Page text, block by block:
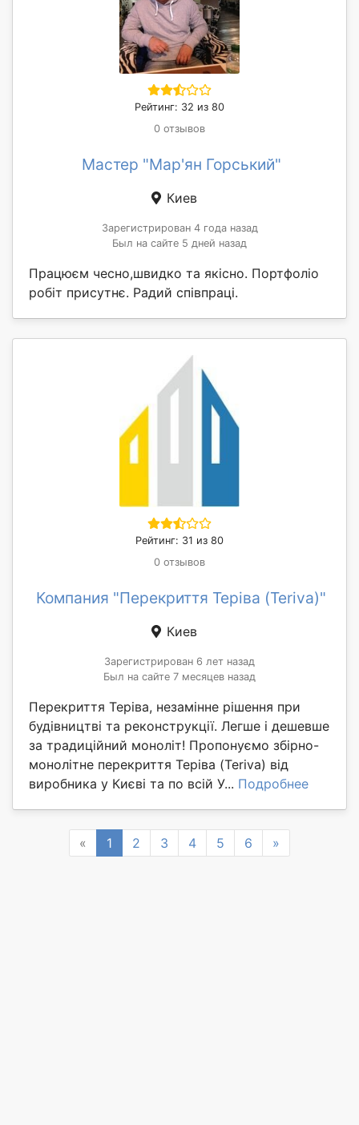
Рейтинг: 32 из 80
0 отзывов
Мастер "Мар'ян Горський"
Киев
Зарегистрирован 4 года назад
Был на сайте 5 дней назад
Працюєм чесно,швидко та якісно. Портфоліо
робіт присутнє. Радий співпраці.
Рейтинг: 31 из 80
0 отзывов
Компания "Перекриття Теріва (Teriva)"
Киев
Зарегистрирован 6 лет назад
Был на сайте 7 месяцев назад
Перекриття Теріва, незамінне рішення при
будівництві та реконструкції. Легше і дешевше
за традиційний моноліт! Пропонуємо збірно-
монолітне перекриття Теріва (Teriva) від
виробника у Києві та по всій У... Подробнее
« Previous
1 2 3 4 5 6 »